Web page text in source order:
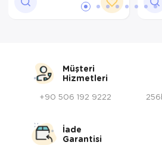
Müşteri
Hizmetleri
+90 506 192 9222
İade
Garantisi